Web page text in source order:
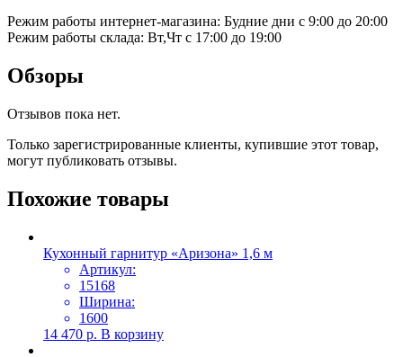
Режим работы интернет-магазина: Будние дни с 9:00 до 20:00
Режим работы склада: Вт,Чт с 17:00 до 19:00
Обзоры
Отзывов пока нет.
Только зарегистрированные клиенты, купившие этот товар,
могут публиковать отзывы.
Похожие товары
Кухонный гарнитур «Аризона» 1,6 м
Артикул:
15168
Ширина:
1600
14 470 р. В корзину